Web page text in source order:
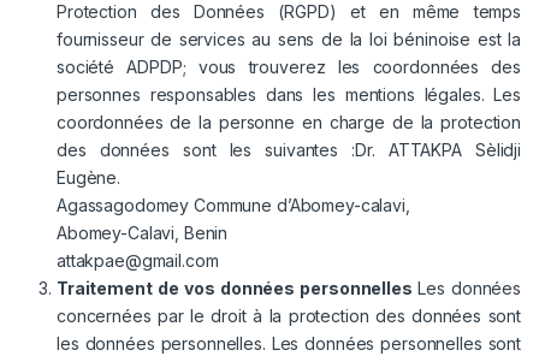
Protection des Données (RGPD) et en même temps
fournisseur de services au sens de la loi béninoise est la
société ADPDP; vous trouverez les coordonnées des
personnes responsables dans les mentions légales. Les
coordonnées de la personne en charge de la protection
des données sont les suivantes :Dr. ATTAKPA Sèlidji
Eugène.
Agassagodomey Commune d’Abomey-calavi,
Abomey-Calavi, Benin
attakpae@gmail.com
Traitement de vos données personnellesLes données
concernées par le droit à la protection des données sont
les données personnelles. Les données personnelles sont